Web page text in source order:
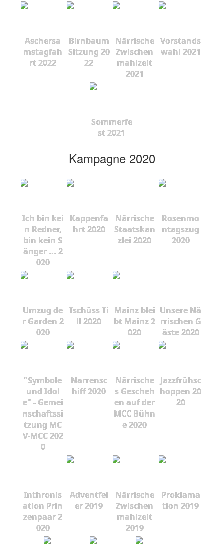
Aschersa
mstagfah
rt 2022
Birnbaum
Sitzung 20
22
Närrische
Zwischen
mahlzeit
2021
Vorstands
wahl 2021
Sommerfe
st 2021
Kampagne 2020
Ich bin kei
n Redner,
bin kein S
änger ... 2
020
Kappenfa
hrt 2020
Närrische
Staatskan
zlei 2020
Rosenmo
ntagszug
2020
Umzug de
r Garden 2
020
Tschüss Ti
ll 2020
Mainz blei
bt Mainz 2
020
Unsere Nä
rrischen G
äste 2020
"Symbole
und Idol
e" - Gemei
nschaftssi
tzung MC
V-MCC 202
0
Narrensc
hiff 2020
Närrische
s Gescheh
en auf der
MCC Bühn
e 2020
Jazzfrühsc
hoppen 20
20
Inthronis
ation Prin
zenpaar 2
020
Adventfei
er 2019
Närrische
Zwischen
mahlzeit
2019
Proklama
tion 2019